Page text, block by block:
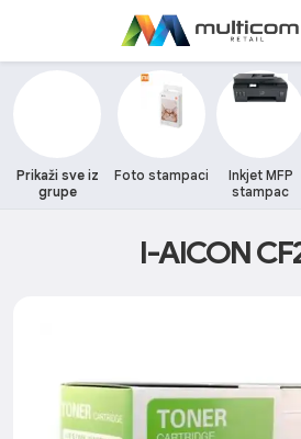
Prikaži sve iz
grupe
Foto stampaci
Inkjet MFP
stampac
I-AICON